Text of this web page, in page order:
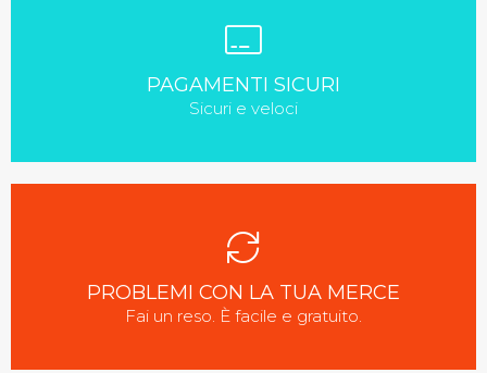
PAGAMENTI SICURI
Sicuri e veloci
PROBLEMI CON LA TUA MERCE
Fai un reso. È facile e gratuito.